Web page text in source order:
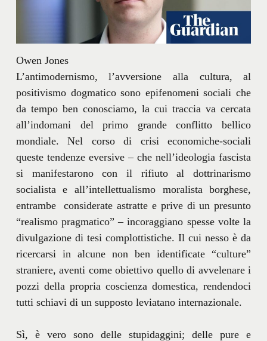
Owen Jones
L’antimodernismo, l’avversione alla cultura, al
positivismo dogmatico sono epifenomeni sociali che
da tempo ben conosciamo, la cui traccia va cercata
all’indomani del primo grande conflitto bellico
mondiale. Nel corso di crisi economiche-sociali
queste tendenze eversive – che nell’ideologia fascista
si manifestarono con il rifiuto al dottrinarismo
socialista e all’intellettualismo moralista borghese,
entrambe considerate astratte e prive di un presunto
“realismo pragmatico” – incoraggiano spesse volte la
divulgazione di tesi complottistiche. Il cui nesso è da
ricercarsi in alcune non ben identificate “culture”
straniere, aventi come obiettivo quello di avvelenare i
pozzi della propria coscienza domestica, rendendoci
tutti schiavi di un supposto leviatano internazionale.
Sì, è vero sono delle stupidaggini; delle pure e